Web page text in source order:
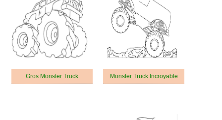
Gros Monster Truck Monster Truck Incroyable